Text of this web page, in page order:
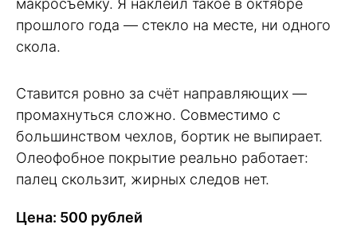
макросъёмку. Я наклеил такое в октябре
прошлого года — стекло на месте, ни одного
скола.
Ставится ровно за счёт направляющих —
промахнуться сложно. Совместимо с
большинством чехлов, бортик не выпирает.
Олеофобное покрытие реально работает:
палец скользит, жирных следов нет.
Цена: 500 рублей